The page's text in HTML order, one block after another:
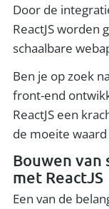
Door de
ReactJS worden
schaalbare
Ben je op zoek
front-end
ReactJS een
de moeite
Bouwen van
met ReactJS
Een van de